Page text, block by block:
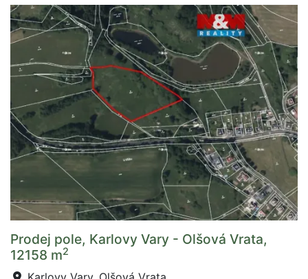
Prodej pole, Karlovy Vary - Olšová Vrata,
12158 m2